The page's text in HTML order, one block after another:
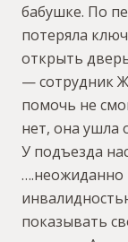
бабушке. По
потеряла
открыть
— сотрудник
помочь не
нет, она ушла
У подъезда
….неожиданно
показывать